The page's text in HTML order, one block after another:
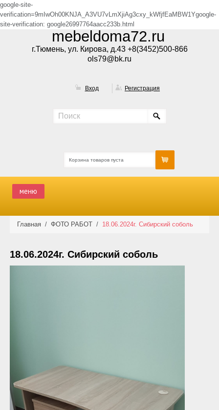
google-site-
verification=9mIwOh00KNJA_A3VU7vLmXjiAg3cxy_kWfjfEaMBW1Ygoogle-
site-verification: google26997764aacc233b.html
mebeldoma72.ru
г.Тюмень, ул. Кирова, д.43 +8(3452)500-866
ols79@bk.ru
Вход Регистрация
Корзина товаров пуста
меню
НОВИНКИ
КОНТАКТЫ
Главная / ФОТО РАБОТ / 18.06.2024г. Сибирский соболь
18.06.2024г. Сибирский соболь